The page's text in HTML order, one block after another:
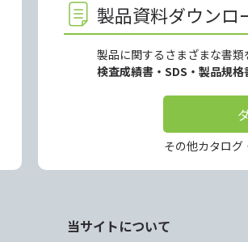
製品資料ダウンロ
製品に関するさまざまな書類
検査成績書・SDS・製品規
その他カタログ
当サイトについて